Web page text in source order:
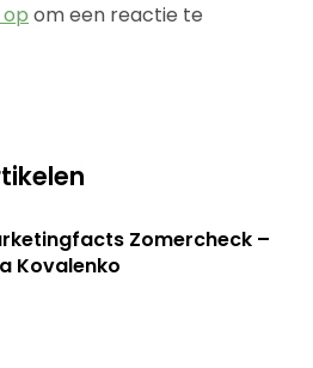
om een reactie te
Zomercheck –
Kovalenko